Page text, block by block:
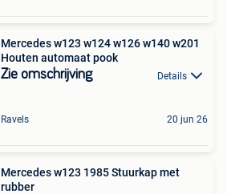
Mercedes w123 w124 w126 w140 w201
Houten automaat pook
Zie omschrijving Details
Ravels 20 jun 26
Mercedes w123 1985 Stuurkap met
rubber